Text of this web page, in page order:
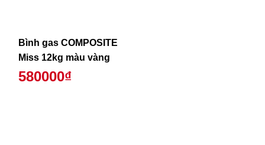
Bình gas COMPOSITE
Miss 12kg màu vàng
580000₫